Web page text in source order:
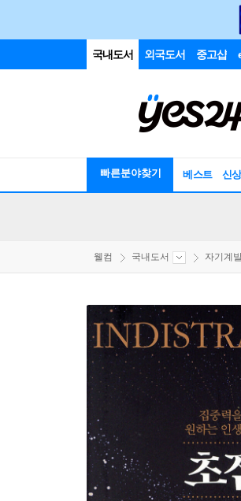
국내도서 외국도서 중고샵
빠른분야찾기 베스트 신
웰컴 국내도서 자기계